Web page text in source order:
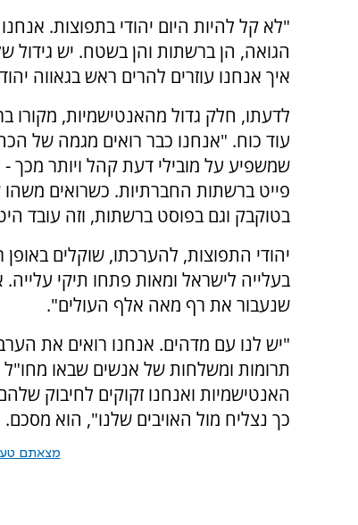
"לא קל להיות היום יהודי בתפוצות.
הגואה, הן ברשתות והן בשטח. יש גידול
איך אנחנו עוזרים להרים ראש בגאווה
לדעתו, חלק גדול מהאנטישמיות, מקורו
עוד כוח. "אנחנו כבר רואים מגמה של
שמשפיע על מובילי דעת קהל ויותר מכך
פייט ברשתות החברתיות. כשרואים
בטוקבק וגם בפוסט ברשתות, וזה עובד
יהודי התפוצות, להערכתו, שוקלים
בעלייה לישראל ומאות פתחו תיקי עלייה.
שנעבור את רף מאה אלף העולים".
"יש לנו עם מדהים. אנחנו רואים את
תרומות ומשלחות של אנשים שבאו
האנטישמיות ואנחנו זקוקים לחיבוק
כך נצליח מול האויבים שלנו", הוא מסכם.
מצאתם